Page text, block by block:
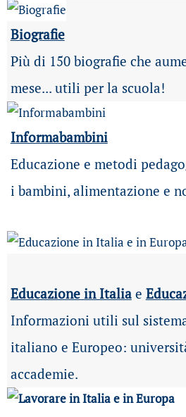
Biografie
Più di 150 biografie che
mese... utili per la scuola!
Informabambini
Educazione e metodi
i bambini, alimentazione e
Educazione in Italiae
Informazioni utili sul
italiano e Europeo:
accademie.